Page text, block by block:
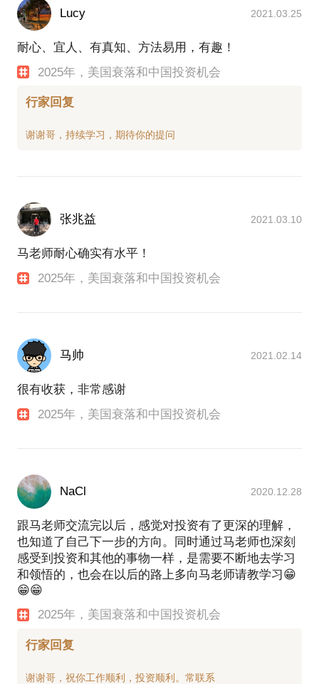
Lucy 2021.03.25
耐心、宜人、有真知、方法易用，有趣！
2025年，美国衰落和中国投资机会
行家回复
张兆益 2021.03.10
马老师耐心确实有水平！
2025年，美国衰落和中国投资机会
马帅 2021.02.14
很有收获，非常感谢
2025年，美国衰落和中国投资机会
NaCl 2020.12.28
跟马老师交流完以后，感觉对投资有了更深的理解，
也知道了自己下一步的方向。同时通过马老师也深刻
感受到投资和其他的事物一样，是需要不断地去学习
和领悟的，也会在以后的路上多向马老师请教学习😁
😁😁
2025年，美国衰落和中国投资机会
行家回复